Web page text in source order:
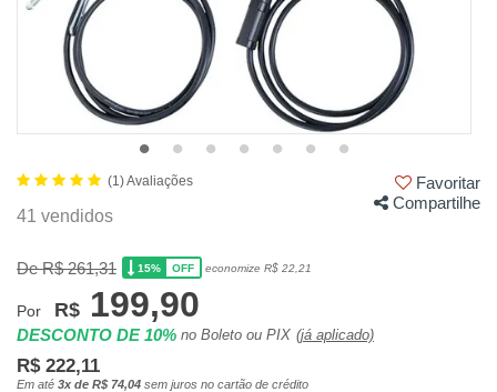
(1) Avaliações
Favoritar
41 vendidos
Compartilhe
De R$ 261,31 15% OFF economize R$ 22,21
Por R$ 199,90
DESCONTO DE 10% no Boleto ou PIX (já aplicado)
R$ 222,11
Em até 3x de R$ 74,04 sem juros no cartão de crédito